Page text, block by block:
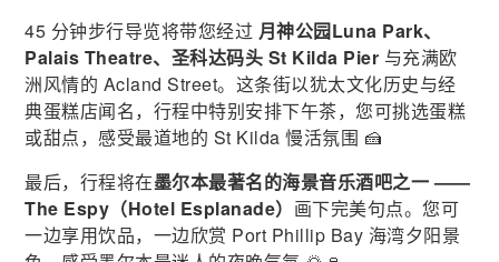
45 分钟步行导览将带您经过 月神公园Luna Park、
Palais Theatre、圣科达码头 St Kilda Pier 与充满欧
洲风情的 Acland Street。这条街以犹太文化历史与经
典蛋糕店闻名，行程中特别安排下午茶，您可挑选蛋糕
或甜点，感受最道地的 St Kilda 慢活氛围 🍰
最后，行程将在墨尔本最著名的海景音乐酒吧之一 ——
The Espy（Hotel Esplanade） 画下完美句点。您可
一边享用饮品，一边欣赏 Port Phillip Bay 海湾夕阳景